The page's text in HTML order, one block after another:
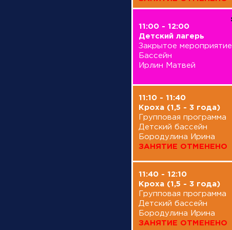
11:00 - 12:00
Детский лагерь
Закрытое мероприятие
Бассейн
Ирлин Матвей
11:10 - 11:40
Кроха (1,5 - 3 года)
Групповая программа
Детский бассейн
Бородулина Ирина
ЗАНЯТИЕ ОТМЕНЕНО
11:40 - 12:10
Кроха (1,5 - 3 года)
Групповая программа
Детский бассейн
Бородулина Ирина
ЗАНЯТИЕ ОТМЕНЕНО